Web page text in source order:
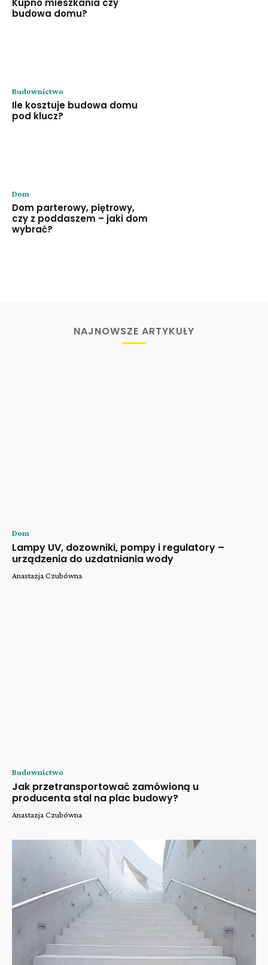
Kupno mieszkania czy
budowa domu?
Budownictwo
Ile kosztuje budowa domu
pod klucz?
Dom
Dom parterowy, piętrowy,
czy z poddaszem – jaki dom
wybrać?
NAJNOWSZE ARTYKUŁY
Dom
Lampy UV, dozowniki, pompy i regulatory –
urządzenia do uzdatniania wody
Anastazja Czubówna
Budownictwo
Jak przetransportować zamówioną u
producenta stal na plac budowy?
Anastazja Czubówna